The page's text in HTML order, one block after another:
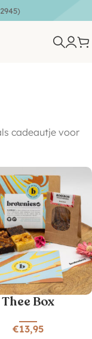
cadeautje voor
Thee Box
€13,95